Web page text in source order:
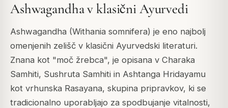
Ashwagandha v klasični Ayurvedi
Ashwagandha (Withania somnifera) je eno najbolj
omenjenih zelišč v klasični Ayurvedski literaturi.
Znana kot "moč žrebca", je opisana v Charaka
Samhiti, Sushruta Samhiti in Ashtanga Hridayamu
kot vrhunska Rasayana, skupina pripravkov, ki se
tradicionalno uporabljajo za spodbujanje vitalnosti,